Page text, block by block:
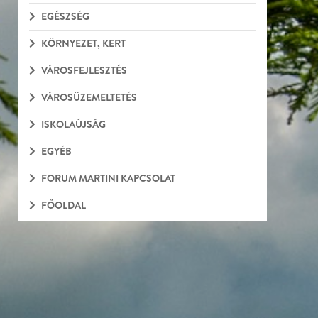
EGÉSZSÉG
KÖRNYEZET, KERT
VÁROSFEJLESZTÉS
VÁROSÜZEMELTETÉS
ISKOLAÚJSÁG
EGYÉB
FORUM MARTINI KAPCSOLAT
FŐOLDAL